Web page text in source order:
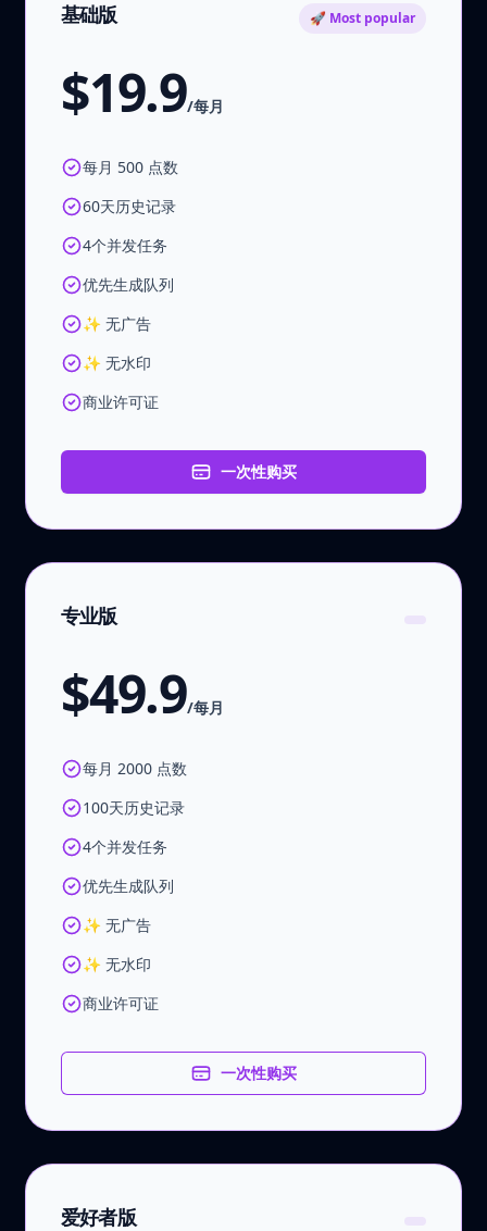
基础版 🚀 Most popular
$19.9/每月
每月 500 点数
60天历史记录
4个并发任务
优先生成队列
✨ 无广告
✨ 无水印
商业许可证
一次性购买
专业版
$49.9/每月
每月 2000 点数
100天历史记录
4个并发任务
优先生成队列
✨ 无广告
✨ 无水印
商业许可证
一次性购买
爱好者版